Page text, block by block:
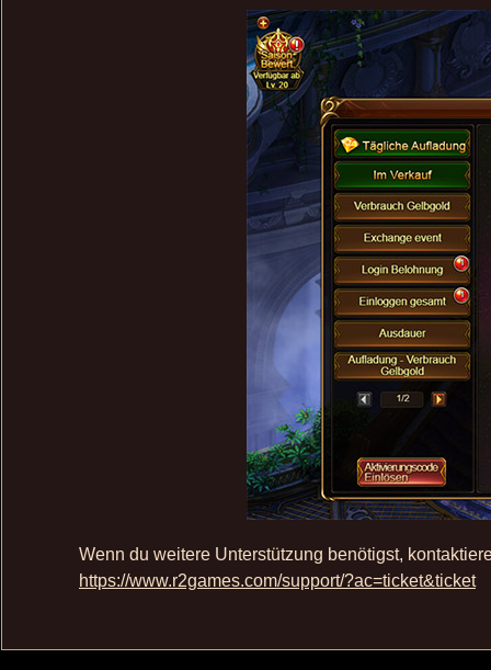
Wenn du weitere Unterstützung benötigst,
https://www.r2games.com/support/?ac=ticket&ticket